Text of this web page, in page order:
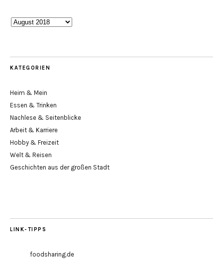
Blog-
KATEGORIEN
Heim & Mein
Essen & Trinken
Nachlese & Seitenblicke
Arbeit & Karriere
Hobby & Freizeit
Welt & Reisen
Geschichten aus der großen Stadt
LINK-TIPPS
foodsharing.de